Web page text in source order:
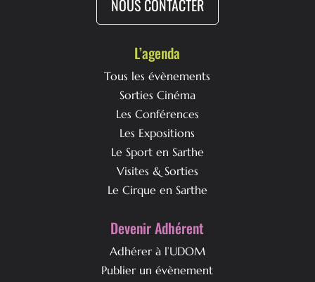
Association FCF-UDOM
5 Allée JH Fragonard
72100 LE MANS
06 74 92 38 36
NOUS CONTACTER
L’agenda
Tous les évènements
Sorties Cinéma